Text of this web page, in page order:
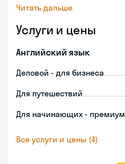
Читать дальше
Услуги и цены
Английский язык
Деловой - для бизнеса
Для путешествий
Для начинающих - премиум
Все услуги и цены (4)